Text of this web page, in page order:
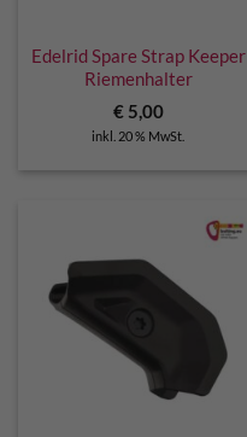
Edelrid Spare Strap Keeper
Riemenhalter
€5,00
inkl. 20 % MwSt.